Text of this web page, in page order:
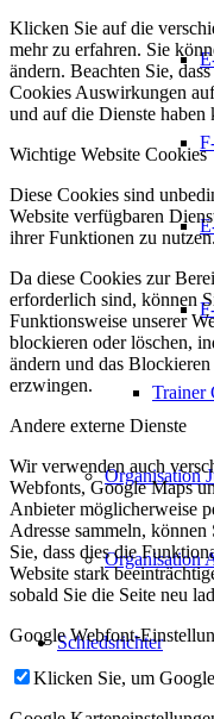
Trainer
Organisation
Organisation
Schiedsrichter
Klicken Sie auf die
mehr zu erfahren. Sie
ändern. Beachten Sie,
Cookies Auswirkungen
und auf die Dienste
Wichtige Website Cookies
Diese Cookies sind
Website verfügbaren
ihrer Funktionen zu
Da diese Cookies zur
erforderlich sind, können
Funktionsweise unserer
blockieren oder löschen,
ändern und das
erzwingen.
Andere externe Dienste
Wir verwenden auch
Webfonts, Google Maps
Anbieter möglicherweise
Adresse sammeln,
Sie, dass dies die
Website stark
sobald Sie die Seite neu
Google Webfont-
Klicken Sie, um